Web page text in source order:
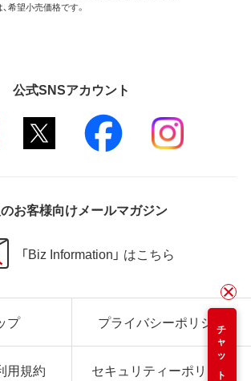
チャット
希望小売価格です。
公式SNSアカウント
お客様向けメールマガジン
「Biz Information」 はこちら
プ プライバシーポリシー
用規約 セキュリティーポリシー